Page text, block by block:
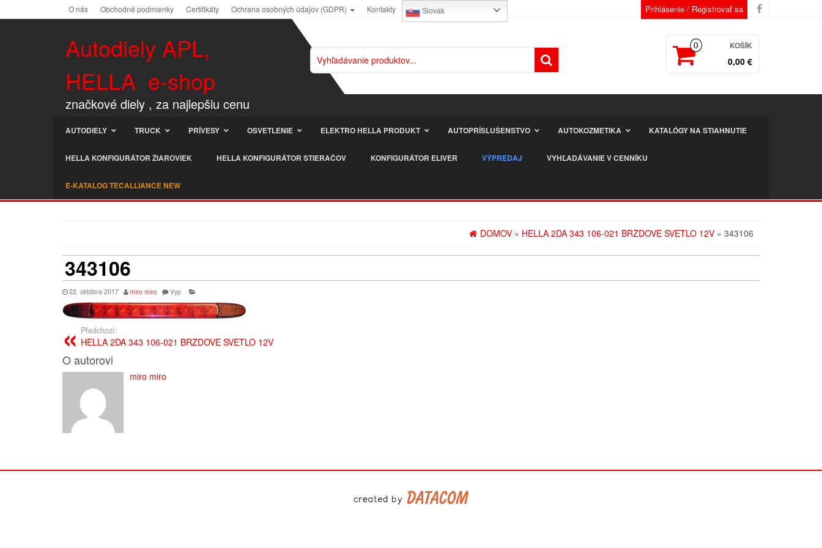
O nás Obchodné podmienky Certifikáty Ochrana osobných údajov (GDPR) Kontakty Slovak Prihlásenie / Registrovať sa
Autodiely APL,
HELLA e-shop
značkové diely , za najlepšiu cenu
0 KOŠÍK
0,00 €
AUTODIELY TRUCK PRÍVESY OSVETLENIE ELEKTRO HELLA PRODUKT AUTOPRÍSLUŠENSTVO AUTOKOZMETIKA KATALÓGY NA STIAHNUTIE
HELLA KONFIGURÁTOR ŽIAROVIEK HELLA KONFIGURÁTOR STIERAČOV KONFIGURÁTOR ELIVER VÝPREDAJ VYHĽADÁVANIE V CENNÍKU
E-KATALOG TECALLIANCE NEW
DOMOV » HELLA 2DA 343 106-021 BRZDOVE SVETLO 12V » 343106
343106
22. októbra 2017 miro miro Vyp
Předchozí:
HELLA 2DA 343 106-021 BRZDOVE SVETLO 12V
O autorovi
miro miro